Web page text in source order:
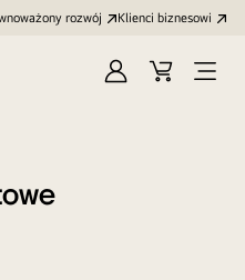
rozwój Klienci biznesowi
ZalogujKoszyk